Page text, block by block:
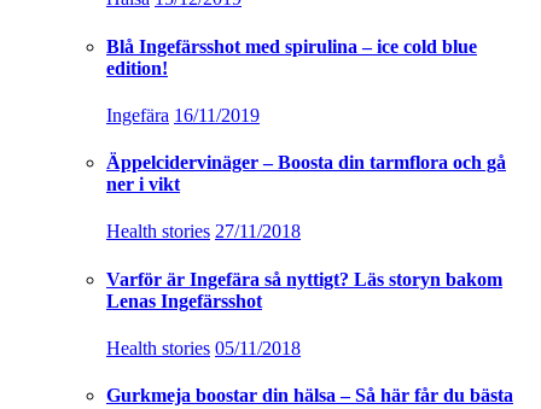
Blå Ingefärsshot med spirulina – ice cold blue
edition!
Ingefära 16/11/2019
Äppelcidervinäger – Boosta din tarmflora och gå
ner i vikt
Health stories 27/11/2018
Varför är Ingefära så nyttigt? Läs storyn bakom
Lenas Ingefärsshot
Health stories 05/11/2018
Gurkmeja boostar din hälsa – Så här får du bästa